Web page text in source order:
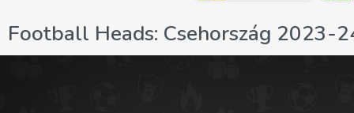
Football Heads: Csehország 2023-